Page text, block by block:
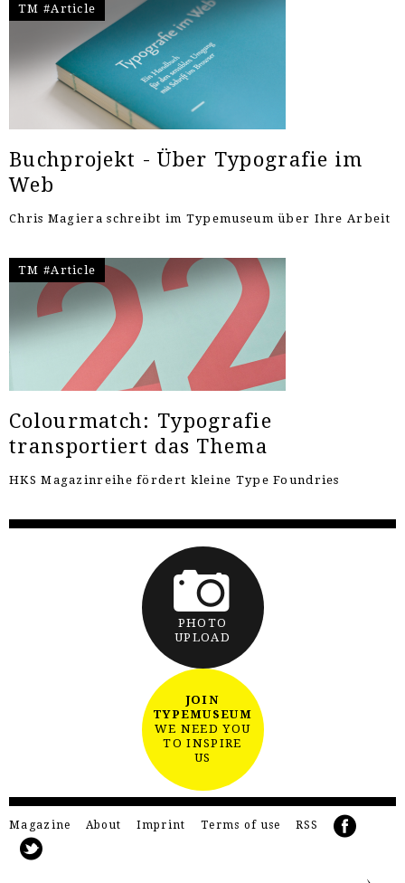
TM #Article
Buchprojekt - Über Typografie im
Web
Chris Magiera schreibt im Typemuseum über Ihre Arbeit
TM #Article
Colourmatch: Typografie
transportiert das Thema
HKS Magazinreihe fördert kleine Type Foundries
PHOTO
UPLOAD
JOIN
TYPEMUSEUM
WE NEED YOU
TO INSPIRE
US
Magazine About Imprint Terms of use RSS